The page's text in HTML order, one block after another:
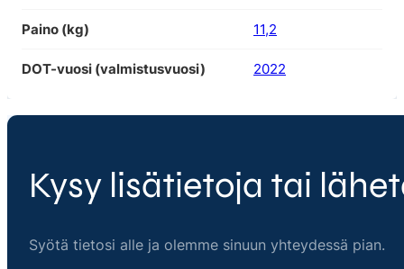
Paino (kg) 11,2
DOT-vuosi (valmistusvuosi) 2022
Kysy lisätietoja tai
Syötä tietosi alle ja olemme sinuun yhteydessä pian.